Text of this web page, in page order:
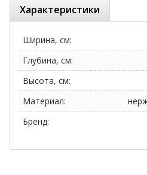
Характеристики
Ширина, см:
Глубина, см:
Высота, см:
Материал:
Бренд: